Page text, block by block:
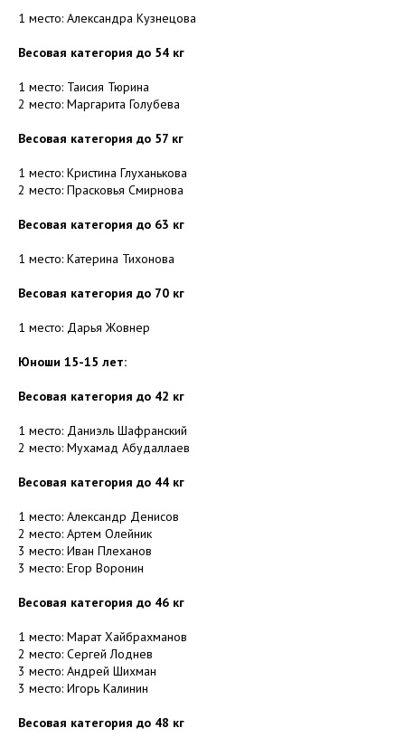
1 место: Александра Кузнецова
Весовая категория до 54 кг
1 место: Таисия Тюрина
2 место: Маргарита Голубева
Весовая категория до 57 кг
1 место: Кристина Глуханькова
2 место: Прасковья Смирнова
Весовая категория до 63 кг
1 место: Катерина Тихонова
Весовая категория до 70 кг
1 место: Дарья Жовнер
Юноши 15-15 лет:
Весовая категория до 42 кг
1 место: Даниэль Шафранский
2 место: Мухамад Абудаллаев
Весовая категория до 44 кг
1 место: Александр Денисов
2 место: Артем Олейник
3 место: Иван Плеханов
3 место: Егор Воронин
Весовая категория до 46 кг
1 место: Марат Хайбрахманов
2 место: Сергей Лоднев
3 место: Андрей Шихман
3 место: Игорь Калинин
Весовая категория до 48 кг